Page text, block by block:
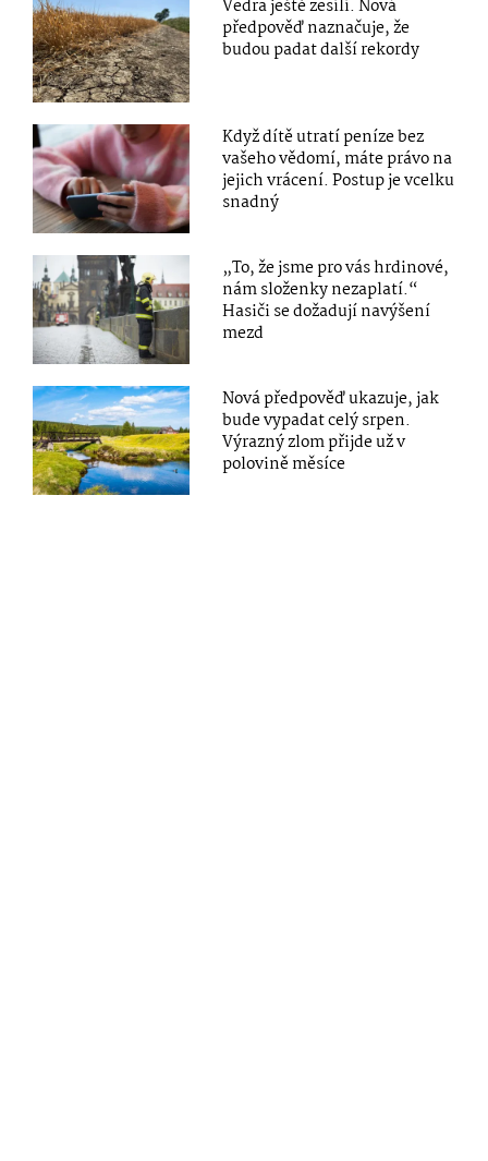
Vedra ještě zesílí. Nová
předpověď naznačuje, že
budou padat další rekordy
Když dítě utratí peníze bez
vašeho vědomí, máte právo na
jejich vrácení. Postup je vcelku
snadný
„To, že jsme pro vás hrdinové,
nám složenky nezaplatí.“
Hasiči se dožadují navýšení
mezd
Nová předpověď ukazuje, jak
bude vypadat celý srpen.
Výrazný zlom přijde už v
polovině měsíce